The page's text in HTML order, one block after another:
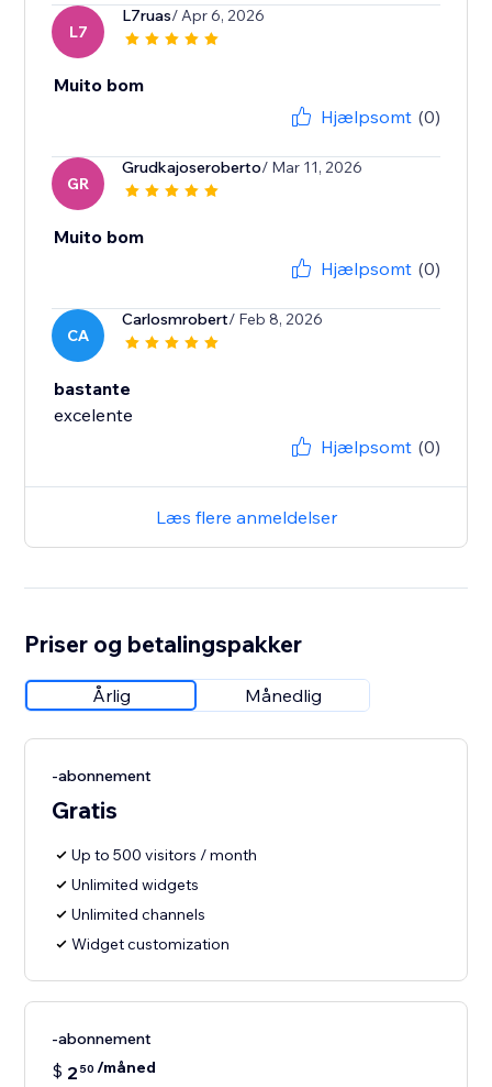
L7
L7ruas/ Apr 6, 2026
Muito bom
Hjælpsomt (0)
GR
Grudkajoseroberto/ Mar 11, 2026
Muito bom
Hjælpsomt (0)
CA
Carlosmrobert/ Feb 8, 2026
bastante
excelente
Hjælpsomt (0)
Læs flere anmeldelser
Priser og betalingspakker
Årlig Månedlig
-abonnement
Gratis
Up to 500 visitors / month
Unlimited widgets
Unlimited channels
Widget customization
-abonnement
$ 2 50 /måned